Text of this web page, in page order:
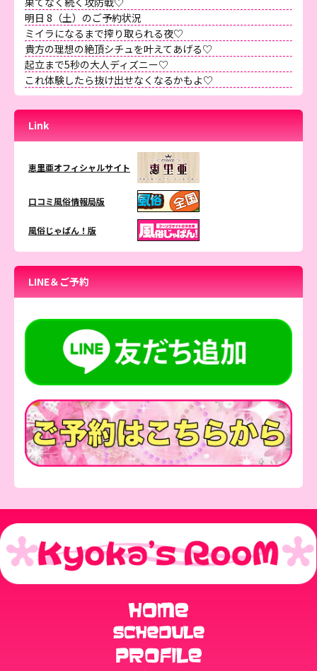
明日 8（土）のご予約状況
ミイラになるまで搾り取られる夜♡
貴方の理想の絶頂シチュを叶えてあげる♡
起立まで5秒の大人ディズニー♡
これ体験したら抜け出せなくなるかもよ♡
Link
恵里亜オフィシャルサイト
口コミ風俗情報局版
風俗じゃぱん！版
LINE＆ご予約